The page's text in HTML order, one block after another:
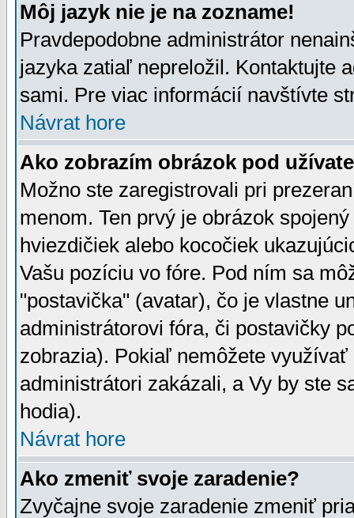
Môj jazyk nie je na zozname!
Pravdepodobne administrátor
jazyka zatiaľ nepreložil. Kontaktujte
sami. Pre viac informácií navštívte
Návrat hore
Ako zobrazím obrázok pod
Možno ste zaregistrovali pri
menom. Ten prvý je obrázok
hviezdičiek alebo kocočiek
Vašu pozíciu vo fóre. Pod ním sa
"postavička" (avatar), čo je vlastne
administrátorovi fóra, či postavičky
zobrazia). Pokiaľ nemôžete
administrátori zakázali, a Vy by ste
hodia).
Návrat hore
Ako zmeniť svoje zaradenie?
Zvyčajne svoje zaradenie zmeniť